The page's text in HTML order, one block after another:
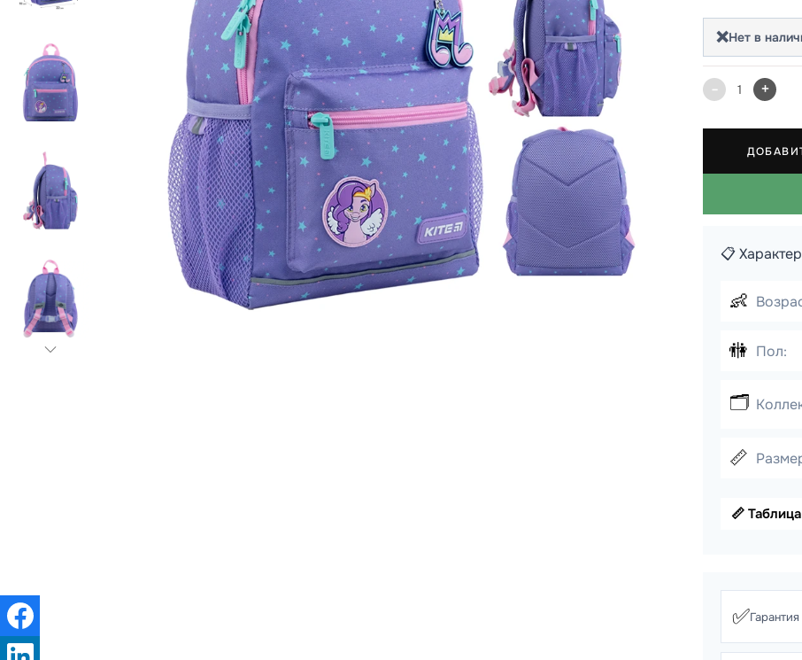
Бананки
Аксессуары для школы
Детские кошельки
Дошкольные рюкзаки
❌Нет в
- 1 +
📋
👶
🚻 Пол:
🗂️
📏
📏
✅